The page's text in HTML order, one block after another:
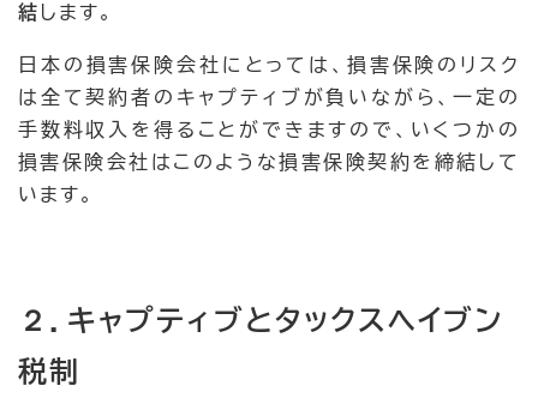
結 します。
日本の損害保険会社にとっては、損害保険のリスク
は全て契約者のキャプティブが負いながら、一定の
手数料収入を得ることができますので、いくつかの
損害保険会社はこのような損害保険契約を締結して
います。
２．キャプティブとタックスヘイブン
税制